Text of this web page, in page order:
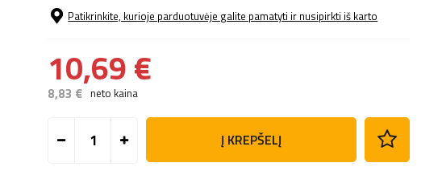
Patikrinkite, kurioje parduotuvėje galite pamatyti ir nusipirkti iš karto
10,69 €
8,83 € neto kaina
Į KREPŠELĮ